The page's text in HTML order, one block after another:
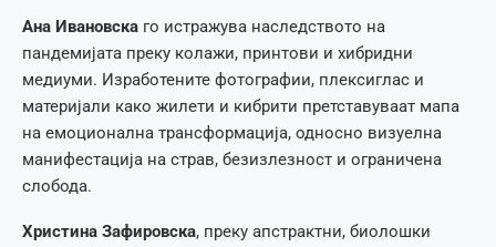
Ана Ивановска го истражува наследството на
пандемијата преку колажи, принтови и хибридни
медиуми. Изработените фотографии, плексиглас и
материјали како жилети и кибрити претставуваат мапа
на емоционална трансформација, односно визуелна
манифестација на страв, безизлезност и ограничена
слобода.
Христина Зафировска, преку апстрактни, биолошки